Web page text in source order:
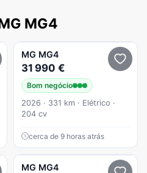
MG4
MG MG4
31 990 €
Bom negócio
2026 · 331 km · Elétrico ·
204 cv
cerca de 9 horas atrás
MG MG4